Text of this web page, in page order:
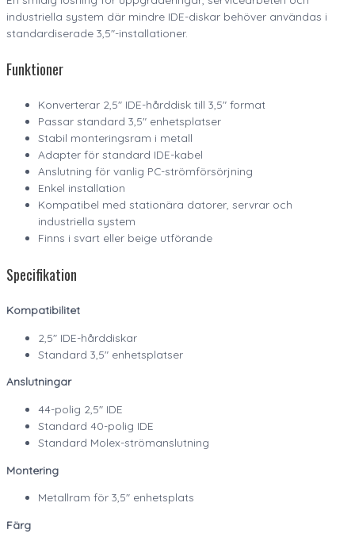
industriella system där mindre IDE-diskar behöver användas i
standardiserade 3,5″-installationer.
Funktioner
Konverterar 2,5″ IDE-hårddisk till 3,5″ format
Passar standard 3,5″ enhetsplatser
Stabil monteringsram i metall
Adapter för standard IDE-kabel
Anslutning för vanlig PC-strömförsörjning
Enkel installation
Kompatibel med stationära datorer, servrar och
industriella system
Finns i svart eller beige utförande
Specifikation
Kompatibilitet
2,5″ IDE-hårddiskar
Standard 3,5″ enhetsplatser
Anslutningar
44-polig 2,5″ IDE
Standard 40-polig IDE
Standard Molex-strömanslutning
Montering
Metallram för 3,5″ enhetsplats
Färg